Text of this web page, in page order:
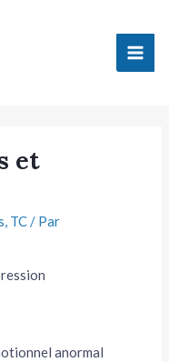
et
, TC/ Par
anormal